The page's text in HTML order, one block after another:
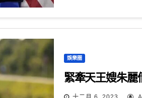
娛樂圈
緊牽天王嫂朱